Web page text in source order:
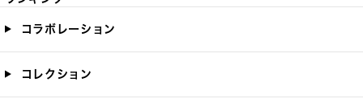
コラボレーション
コレクション